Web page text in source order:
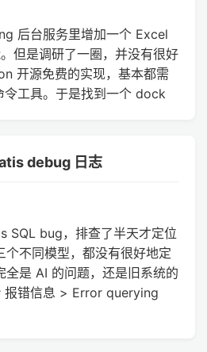
后台服务里增加一个 Excel
但是调研了一圈，并没有很好
开源免费的实现，基本都需
工具。于是找到一个 dock
debug 日志
SQL bug，排查了半天才定位
个不同模型，都没有很好地定
全是 AI 的问题，还是旧系统的
报错信息 > Error querying